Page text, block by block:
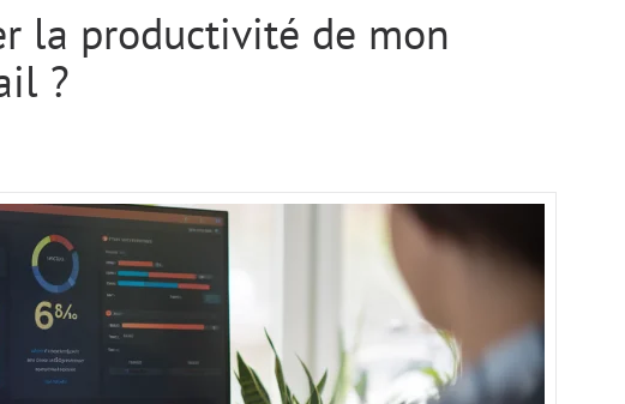
la productivité de mon
?